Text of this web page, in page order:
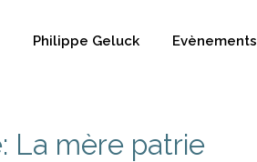
Philippe Geluck Evènements
La mère patrie